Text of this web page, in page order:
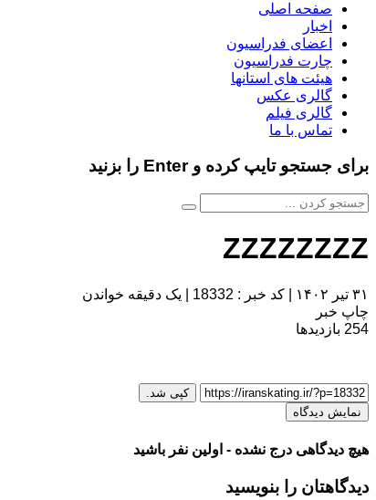
صفحه اصلی
اخبار
اعضای فدراسیون
چارت فدراسیون
هیئت های استانها
گالری عکس
گالری فیلم
تماس با ما
برای جستجو تایپ کرده و Enter را بزنید
ZZZZZZZZ
۳۱ تیر ۱۴۰۲ کد خبر : 18332
یک دقیقه خواندن
چاپ خبر
254 بازدیدها
کپی شد.
نمایش دیدگاه
هیچ دیدگاهی درج نشده - اولین نفر باشید
دیدگاهتان را بنویسید